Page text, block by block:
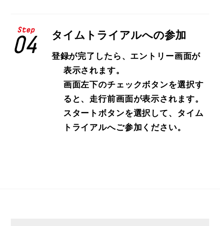
Step
04 タイムトライアルへの参加
登録が完了したら、エントリー画面が
表示されます。
画面左下のチェックボタンを選択す
ると、走行前画面が表示されます。
スタートボタンを選択して、タイム
トライアルへご参加ください。